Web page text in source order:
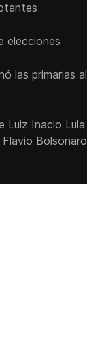
elecciones
las primarias al
Luiz Inacio Lula
Bolsonaro